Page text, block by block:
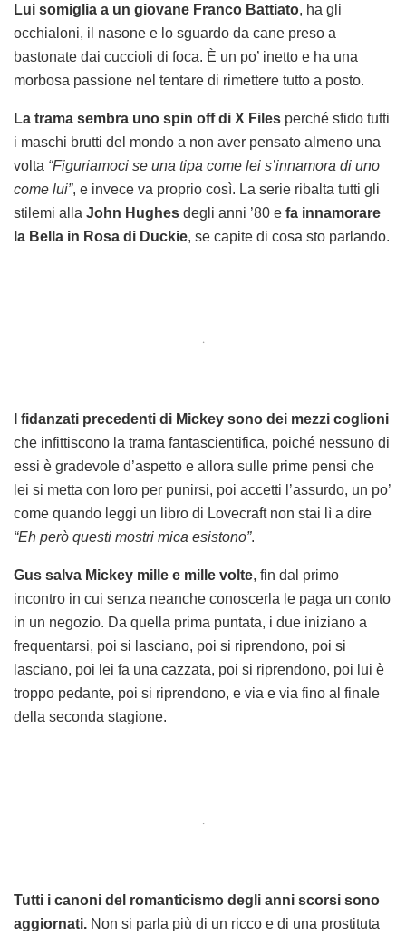
Lui somiglia a un giovane Franco Battiato, ha gli
occhialoni, il nasone e lo sguardo da cane preso a
bastonate dai cuccioli di foca. È un po’ inetto e ha una
morbosa passione nel tentare di rimettere tutto a posto.
La trama sembra uno spin off di X Files perché sfido tutti
i maschi brutti del mondo a non aver pensato almeno una
volta “Figuriamoci se una tipa come lei s’innamora di uno
come lui”, e invece va proprio così. La serie ribalta tutti gli
stilemi alla John Hughes degli anni ’80 e fa innamorare
la Bella in Rosa di Duckie, se capite di cosa sto parlando.
.
I fidanzati precedenti di Mickey sono dei mezzi coglioni
che infittiscono la trama fantascientifica, poiché nessuno di
essi è gradevole d’aspetto e allora sulle prime pensi che
lei si metta con loro per punirsi, poi accetti l’assurdo, un po’
come quando leggi un libro di Lovecraft non stai lì a dire
“Eh però questi mostri mica esistono”.
Gus salva Mickey mille e mille volte, fin dal primo
incontro in cui senza neanche conoscerla le paga un conto
in un negozio. Da quella prima puntata, i due iniziano a
frequentarsi, poi si lasciano, poi si riprendono, poi si
lasciano, poi lei fa una cazzata, poi si riprendono, poi lui è
troppo pedante, poi si riprendono, e via e via fino al finale
della seconda stagione.
.
Tutti i canoni del romanticismo degli anni scorsi sono
aggiornati. Non si parla più di un ricco e di una prostituta